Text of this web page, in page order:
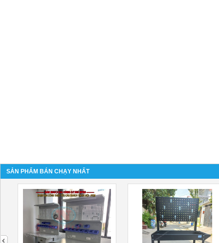
SẢN PHẨM BÁN CHẠY NHẤT
next